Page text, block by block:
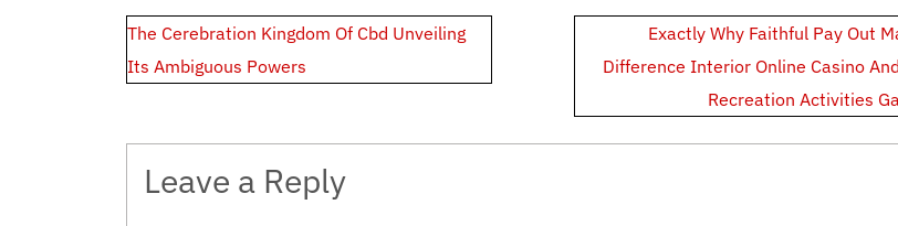
Post
navigation
The Cerebration Kingdom Of Cbd Unveiling
Its Ambiguous Powers
Exactly Why Faithful Pay Out
Difference Interior Online Casino
Recreation Activities
Leave a Reply